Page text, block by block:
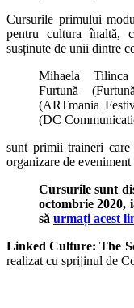
Cursurile primului
pentru cultura înaltă,
susținute de unii dintre
Mihaela Tilinca
Furtună
(ARTmania
(DC
sunt primii traineri care
organizare de
Cursurile sunt
octombrie 2020,
să urmați acest
Linked Culture: The
realizat cu sprijinul de